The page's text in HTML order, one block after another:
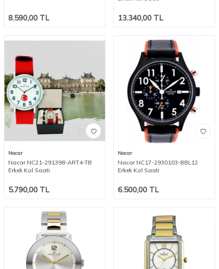
8.590,00 TL 13.340,00 TL
Nacar
Nacar NC21-291398-ART4-TB
Erkek Kol Saati
5.790,00 TL
Nacar
Nacar NC17-2930103-BBL12
Erkek Kol Saati
6.500,00 TL